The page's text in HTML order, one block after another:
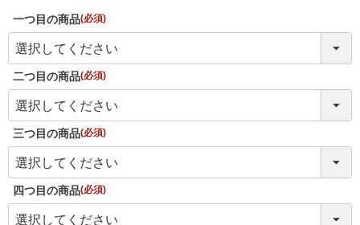
牛たん かねざき
はらこ飯物語 鐘崎屋の天然だし
まるでお好み焼き
5,001円以上
一つ目の商品
(必須)
二つ目の商品
(必須)
三つ目の商品
(必須)
四つ目の商品
(必須)